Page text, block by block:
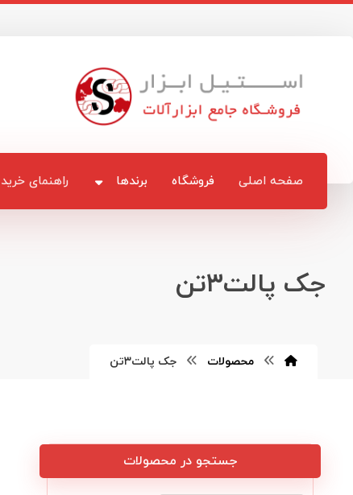
صفحه اصلی فروشگاه برندها راهنمای خرید
جک پالت۳تن
محصولات جک پالت۳تن
جستجو در محصولات